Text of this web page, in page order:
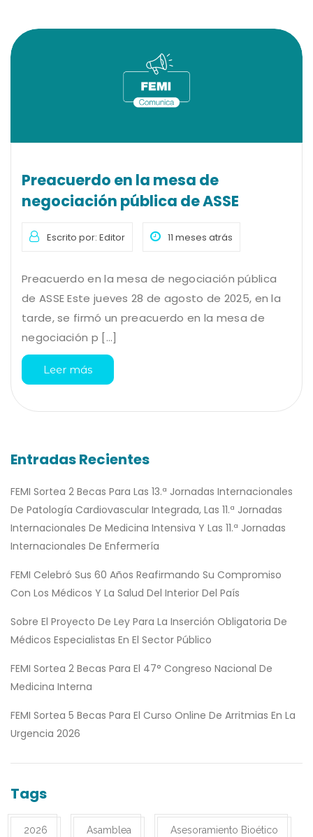
Preacuerdo en la mesa de
negociación pública de ASSE
Escrito por: Editor 11 meses atrás
Preacuerdo en la mesa de negociación pública
de ASSE Este jueves 28 de agosto de 2025, en la
tarde, se firmó un preacuerdo en la mesa de
negociación p [...]
Leer más
Entradas Recientes
FEMI Sortea 2 Becas Para Las 13.ª Jornadas Internacionales
De Patología Cardiovascular Integrada, Las 11.ª Jornadas
Internacionales De Medicina Intensiva Y Las 11.ª Jornadas
Internacionales De Enfermería
FEMI Celebró Sus 60 Años Reafirmando Su Compromiso
Con Los Médicos Y La Salud Del Interior Del País
Sobre El Proyecto De Ley Para La Inserción Obligatoria De
Médicos Especialistas En El Sector Público
FEMI Sortea 2 Becas Para El 47° Congreso Nacional De
Medicina Interna
FEMI Sortea 5 Becas Para El Curso Online De Arritmias En La
Urgencia 2026
Tags
2026 Asamblea Asesoramiento Bioético